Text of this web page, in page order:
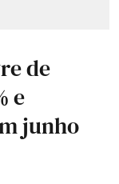
de
e
junho